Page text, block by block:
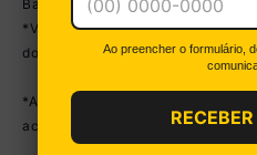
Balcão - Altura: 74cm | Largura:
*Você pode consultar as medidas
do produto.
*As cores do produto podem
acordo com as configurações do
Ao preencher o formulário,